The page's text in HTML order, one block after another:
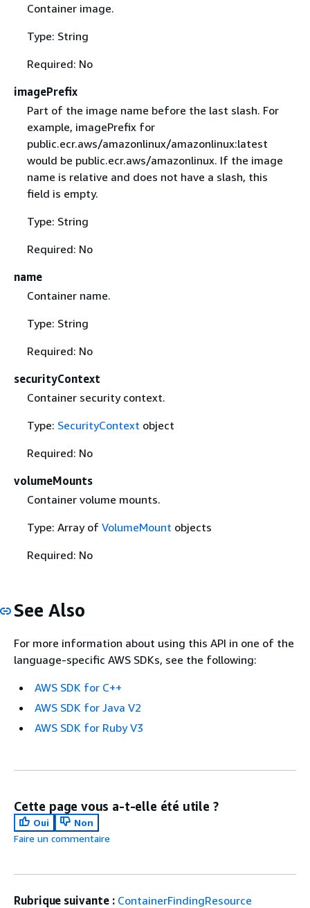
Container image.
Type: String
Required: No
imagePrefix
Part of the image name before the last slash. For
example, imagePrefix for
public.ecr.aws/amazonlinux/amazonlinux:latest
would be public.ecr.aws/amazonlinux. If the image
name is relative and does not have a slash, this
field is empty.
Type: String
Required: No
name
Container name.
Type: String
Required: No
securityContext
Container security context.
Type: SecurityContext object
Required: No
volumeMounts
Container volume mounts.
Type: Array of VolumeMount objects
Required: No
See Also
For more information about using this API in one of the
language-specific AWS SDKs, see the following:
AWS SDK for C++
AWS SDK for Java V2
AWS SDK for Ruby V3
Cette page vous a-t-elle été utile ?
Oui
Non
Faire un commentaire
Rubrique suivante : ContainerFindingResource